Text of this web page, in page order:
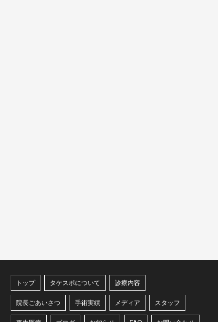
トップ タケスポについて 診療内容
院長ごあいさつ 手術実績 メディア スタッフ